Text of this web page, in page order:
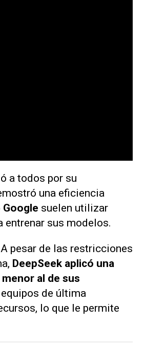
a todos por su
una eficiencia
Google suelen utilizar
entrenar sus modelos.
pesar de las restricciones
DeepSeek aplicó una
al de sus
de última
lo que le permite